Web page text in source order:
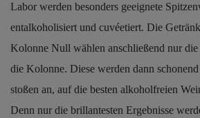
Labor werden besonders geeignete
entalkoholisiert und cuvéetiert. Die
Kolonne Null wählen anschließend nur
die Kolonne. Diese werden dann
stoßen an, auf die besten alkoholfreien
Denn nur die brillantesten Ergebnisse